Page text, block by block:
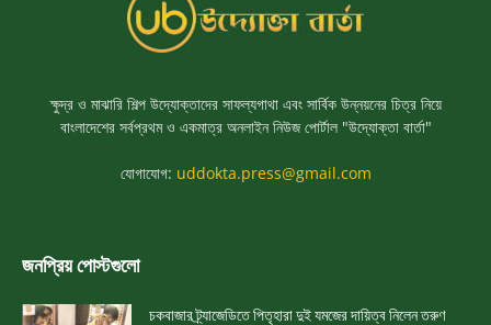
ক্ষুদ্র ও মাঝারি শিল্প উদ্যোক্তাদের সাফল্যগাথা এবং সার্বিক উন্নয়নের চিত্র নিয়ে
বাংলাদেশের সর্বপ্রথম ও একমাত্র অনলাইন নিউজ পোর্টাল "উদ্যোক্তা বার্তা"
যোগাযোগ: uddokta.press@gmail.com
জনপ্রিয় পোস্টগুলো
চকবাজার ট্র্যাজেডিতে পিতৃহারা দুই যমজের দায়িত্ব নিলেন তরুণ